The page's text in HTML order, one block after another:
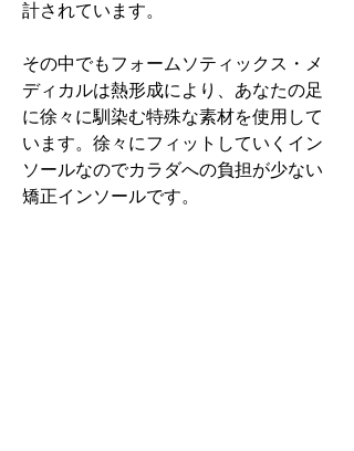
計されています。
その中でもフォームソティックス・メ
ディカルは熱形成により、あなたの足
に徐々に馴染む特殊な素材を使用して
います。徐々にフィットしていくイン
ソールなのでカラダへの負担が少ない
矯正インソールです。